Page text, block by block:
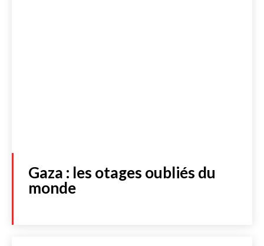
Gaza : les otages oubliés du
monde